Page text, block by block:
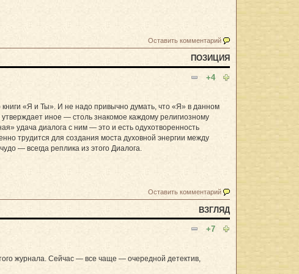
Оставить комментарий
ПОЗИЦИЯ
+4
«Я и Ты». И не надо привычно думать, что «Я» в данном
иное — столь знакомое каждому религиозному
удача диалога с ним — это и есть одухотворенность
трудится для создания моста духовной энергии между
— всегда реплика из этого Диалога.
Оставить комментарий
ВЗГЛЯД
+7
журнала. Сейчас — все чаще — очередной детектив,